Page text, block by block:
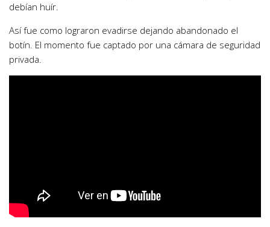
debían huír.
Así fue como lograron evadirse dejando abandonado el
botín. El momento fue captado por una cámara de seguridad
privada.